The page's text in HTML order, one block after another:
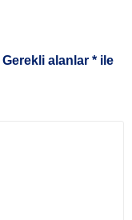
Gerekli alanlar * ile